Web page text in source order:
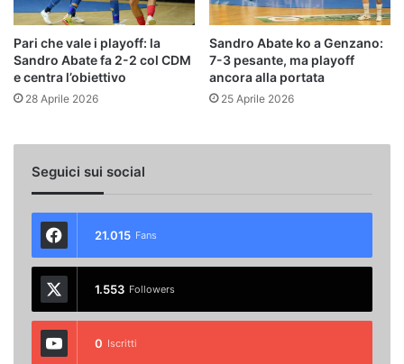
Pari che vale i playoff: la
Sandro Abate fa 2-2 col CDM
e centra l’obiettivo
28 Aprile 2026
Sandro Abate ko a Genzano:
7-3 pesante, ma playoff
ancora alla portata
25 Aprile 2026
Seguici sui social
21.015 Fans
1.553 Followers
0 Iscritti